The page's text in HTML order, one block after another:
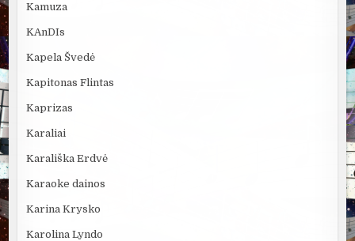
Kamuza
KAnDIs
Kapela Švedė
Kapitonas Flintas
Kaprizas
Karaliai
Karališka Erdvė
Karaoke dainos
Karina Krysko
Karolina Lyndo